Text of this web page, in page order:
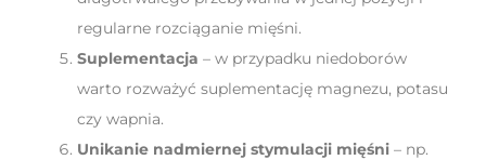
regularne rozciąganie mięśni.
Suplementacja – w przypadku niedoborów
warto rozważyć suplementację magnezu, potasu
czy wapnia.
Unikanie nadmiernej stymulacji mięśni – np.